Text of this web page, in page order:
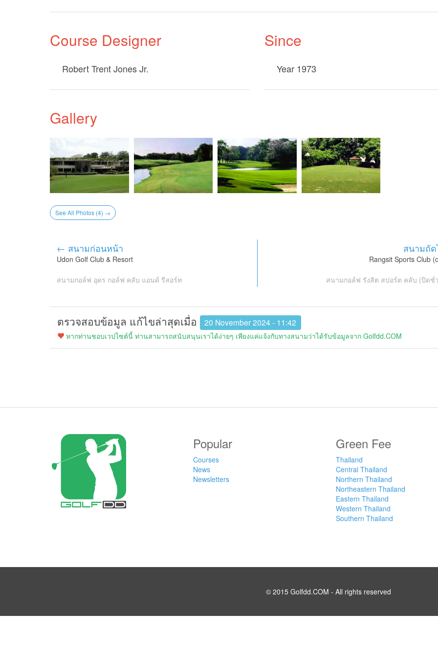
Course Designer
Robert Trent Jones Jr.
Since
Year 1973
Gallery
See All Photos (4) →
← สนามก่อนหน้า
Udon Golf Club & Resort
สนามกอล์ฟ อุดร กอล์ฟ คลับ แอนด์ รีสอร์ท
สนามถั
Rangsit Sports Club
สนามกอล์ฟ รังสิต สปอร์ต คลับ (ปิดชั่
ตรวจสอบข้อมูล แก้ไขล่าสุดเมื่อ 20 November 2024 - 11:42
หากท่านชอบเวปไซต์นี้ ท่านสามารถสนับสนุนเราได้ง่ายๆ เพียงแค่แจ้งกับทางสนามว่าได้รับข้อมูลจาก Golfdd.COM
Popular
Courses
News
Newsletters
Green Fee
Thailand
Central Thailand
Northern Thailand
Northeastern Thailand
Eastern Thailand
Western Thailand
Southern Thailand
© 2015 Golfdd.COM - All rights reserved